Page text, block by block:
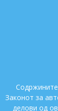
Законот за
делови од